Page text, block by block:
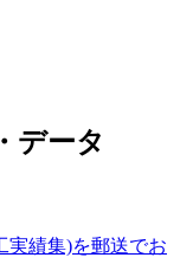
データ
実績集)を郵送でお